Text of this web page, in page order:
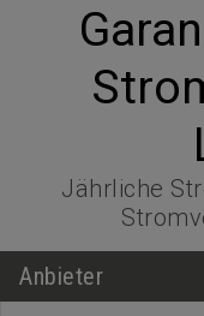
Jährliche
Anbieter